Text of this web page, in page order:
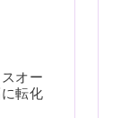
オー
転化